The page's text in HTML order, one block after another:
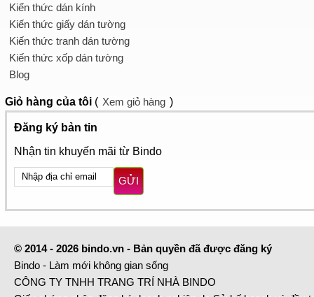
Kiến thức dán kính
Kiến thức giấy dán tường
Kiến thức tranh dán tường
Kiến thức xốp dán tường
Blog
Giỏ hàng của tôi ( Xem giỏ hàng )
Đăng ký bản tin
Nhận tin khuyến mãi từ Bindo
GỬI
© 2014 - 2026 bindo.vn - Bản quyền đã được đăng ký
Bindo - Làm mới không gian sống
CÔNG TY TNHH TRANG TRÍ NHÀ BINDO